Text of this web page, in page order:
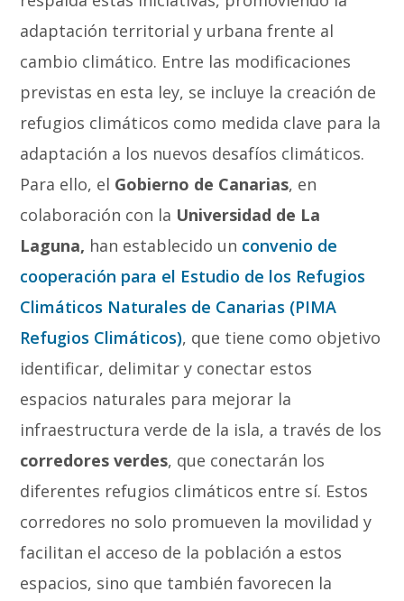
adaptación territorial y urbana frente al
cambio climático. Entre las modificaciones
previstas en esta ley, se incluye la creación de
refugios climáticos como medida clave para la
adaptación a los nuevos desafíos climáticos.
Para ello, el Gobierno de Canarias, en
colaboración con la Universidad de La
Laguna, han establecido un convenio de
cooperación para el Estudio de los Refugios
Climáticos Naturales de Canarias (PIMA
Refugios Climáticos), que tiene como objetivo
identificar, delimitar y conectar estos
espacios naturales para mejorar la
infraestructura verde de la isla, a través de los
corredores verdes, que conectarán los
diferentes refugios climáticos entre sí. Estos
corredores no solo promueven la movilidad y
facilitan el acceso de la población a estos
espacios, sino que también favorecen la